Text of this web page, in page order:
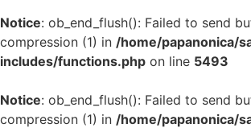
Notice: ob_end_flush(): Failed to send
compression (1) in /home/papanonica/
includes/functions.php on line 5493
Notice: ob_end_flush(): Failed to send
compression (1) in /home/papanonica/